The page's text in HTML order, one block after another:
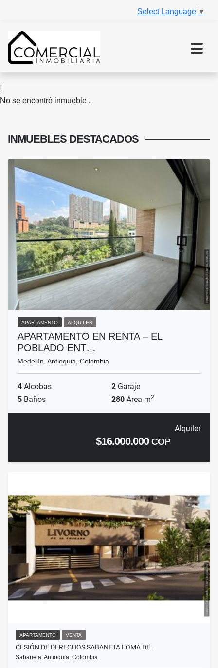
Select Language ▼
No se encontró inmueble .
INMUEBLES DESTACADOS
APARTAMENTO ALQUILER
APARTAMENTO EN RENTA – EL
POBLADO ENT…
Medellín, Antioquia, Colombia
4 Alcobas 2 Garaje
5 Baños 280 Área m2
Alquiler
$16.000.000COP
APARTAMENTO VENTA
CESIÓN DE DERECHOS SABANETA LOMA DE…
Sabaneta, Antioquia, Colombia